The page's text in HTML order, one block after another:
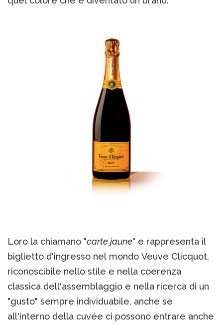
Loro la chiamano "carte jaune" e rappresenta il
biglietto d'ingresso nel mondo Veuve Clicquot,
riconoscibile nello stile e nella coerenza
classica dell'assemblaggio e nella ricerca di un
"gusto" sempre individuabile, anche se
all'interno della cuvée ci possono entrare anche